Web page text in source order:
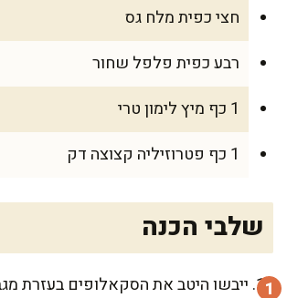
חצי כפית מלח גס
רבע כפית פלפל שחור
1 כף מיץ לימון טרי
1 כף פטרוזיליה קצוצה דק
שלבי הכנה
ייבשו היטב את הסקאלופים בעזרת